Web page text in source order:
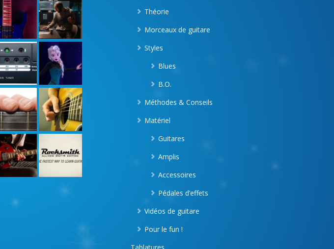
Théorie
Morceaux de guitare
Styles
Blues
B.O.
Méthodes & Conseils
Matériel
Guitares
Amplis
Accessoires
Pédales d’effets
Vidéos de guitare
Pour le fun !